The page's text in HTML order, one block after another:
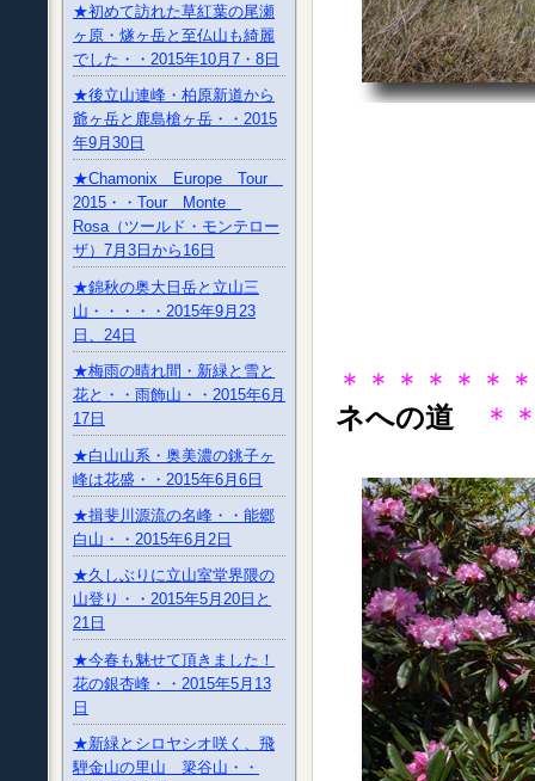
★初めて訪れた草紅葉の尾瀬
ヶ原・燧ヶ岳と至仏山も綺麗
でした・・2015年10月7・8日
★後立山連峰・柏原新道から
爺ヶ岳と鹿島槍ヶ岳・・2015
年9月30日
★Chamonix Europe Tour
2015・・Tour Monte
Rosa（ツールド・モンテロー
ザ）7月3日から16日
★錦秋の奥大日岳と立山三
山・・・・・2015年9月23
日、24日
★梅雨の晴れ間・新緑と雪と
花と・・雨飾山・・2015年6月
17日
★白山山系・奥美濃の銚子ヶ
峰は花盛・・2015年6月6日
★揖斐川源流の名峰・・能郷
白山・・2015年6月2日
★久しぶりに立山室堂界隈の
山登り・・2015年5月20日と
21日
★今春も魅せて頂きました！
花の銀杏峰・・2015年5月13
日
★新緑とシロヤシオ咲く、飛
騨金山の里山 簗谷山・・
＊＊＊＊＊＊
ネへの道 ＊